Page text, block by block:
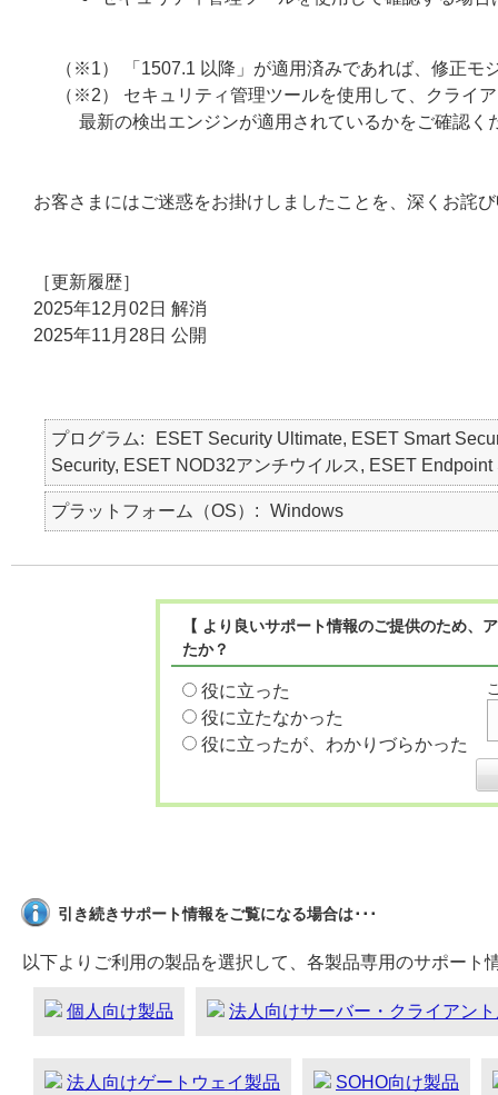
（※1） 「1507.1 以降」が適用済みであれば、修正モ
（※2） セキュリティ管理ツールを使用して、クライ
最新の検出エンジンが適用されているかをご確認く
お客さまにはご迷惑をお掛けしましたことを、深くお詫
［更新履歴］
2025年12月02日 解消
2025年11月28日 公開
プログラム
ESET Security Ultimate, ESET Smart
Security, ESET NOD32アンチウイルス, ESET
プラットフォーム（OS） Windows
【 より良いサポート情報のご提供のため
たか？
役に立った
役に立たなかった
役に立ったが、わかりづらかった
引き続きサポート情報をご覧になる場合は･･･
以下よりご利用の製品を選択して、各製品専用のサポート
個人向け製品 法人向けサーバー・クライアン
法人向けゲートウェイ製品 SOHO向け製品